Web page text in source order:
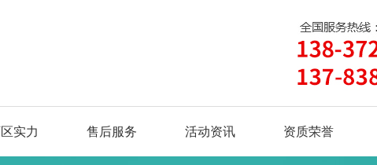
实力 售后服务 活动资讯 资质荣誉